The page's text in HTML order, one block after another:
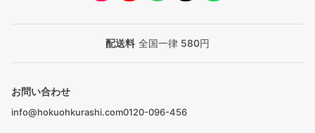
配送料 全国一律 580円
お問い合わせ
info@hokuohkurashi.com0120-096-456